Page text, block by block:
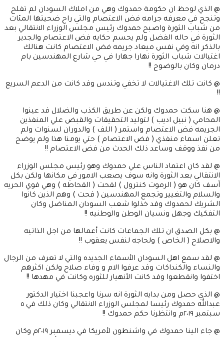
@ الذي لوحظ ان حكومة حمدوك وهي من املاك السودان لم تفلح
وتنجح في معرفه جرامه فض الاعتصام والتي راح ضحيتها المئات
من شباب الثورة واصبح حمدوك رئيس مجلس الوزراء الانتقالي بعد
الثورة في حاله الفضل ولم يحسم حكايه فض الاعتصام والجدير
بالذكر انه وفي نفس ميعاد جريمه فض الاعتصام كانت هنالك
اغتيالات شباب الثورة نهارا جهارا في حي شارع المهندسين بام
درمان وكان بالوضوح !!
@ كانت تلك الاغتيالات لا تخفي وتندس وقد كانت من الدعم السريع
!!
@ هنا سكت حمدوك ولكن عن طريق الكذب والضلال قد عينوا
المحامي ( نبيل اديب ) لتوليد التحقيقات والقبض علي المنفذين
الجريمه فض الاعتصام واستمر ( اللف ) والدوران لسنوات ولم
تعلن اسماء منفذي ( فض الاعتصام ) حتي يومنا هذا ولم يوضح
من نفذ ووقف وساعد ذلك الحدث من فض الاعتصام !!
@ لقد كان اعتماد الناس علي حمدوك وهو رئيس مجلس الوزراء
الانتقالي بعد الثورة وانه سوف يصعب الامور في مكانها ولكن بكل
آسف كان هو ( الرموت كنترول ) لقحت ( القحاطه ) وهي قوي الحريه
والسلام والتغيير وتجمع المهندسين ( قحت ) وهم الذين كانوا
الشريك لحمدوك وقد خذلوا شعب السودان المناضل وكان
التفكيك وجهل ونسيان الوطن والوطنيه !!
@ بكل الصدق ان تلك الجماعات كانت أعمالها من اجل الذاتيه
والاصلاح ( الخاص ) ولحاجه لنفس يعقوب !!
@ لقد سمع اهل السودان الأسماء الجديده والتي لا تعرف من الرجال
والنساء والكنداكات وقد عرفوا الام و وفاء صلاح ولكن اكثرهم
اختفوا وانقطعوا وقد كانت الأنهيار للثوره وكانت في مهدها !!
@ الذي حصل ومن بدايه الثورة انه سرنا واعجبنا اختيار الدكتور
عبدالله حمدوك رئيسا لمجلس الوزراء الانتقالي وكان ذلك في ٥
سبتمبر ٢٠١٩م وانتظرنا حكم حمدوك !!
@ جاء الينا حمدوك في واشنطون لأمريكا في ديسمبر ٢٠١٩م وكان